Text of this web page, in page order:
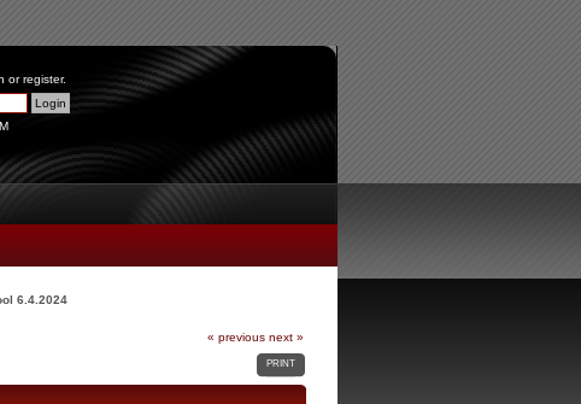
orregister.
6.4.2024
« previous next »
PRINT